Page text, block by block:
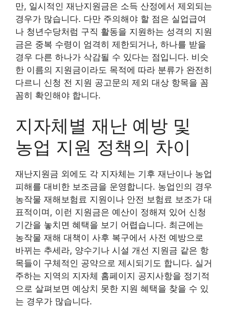
만, 일시적인 재난지원금은 소득 산정에서 제외되는
경우가 많습니다. 다만 주의해야 할 점은 실업급여
나 청년수당처럼 구직 활동을 지원하는 성격의 지원
금은 중복 수령이 엄격히 제한되거나, 하나를 받을
경우 다른 하나가 삭감될 수 있다는 점입니다. 비슷
한 이름의 지원금이라도 목적에 따라 분류가 완전히
다르니 신청 전 지원 공고문의 제외 대상 항목을 꼼
꼼히 확인해야 합니다.
지자체별 재난 예방 및
농업 지원 정책의 차이
재난지원금 외에도 각 지자체는 기후 재난이나 농업
피해를 대비한 보조금을 운영합니다. 농업인의 경우
농작물 재해보험료 지원이나 안전 보험료 보조가 대
표적이며, 이런 지원금은 예산이 정해져 있어 신청
기간을 놓치면 혜택을 보기 어렵습니다. 최근에는
농작물 재해 대책이 사후 복구에서 사전 예방으로
바뀌는 추세라, 양수기나 시설 개선 지원금 같은 항
목들이 구체적인 공약으로 제시되기도 합니다. 실거
주하는 지역의 지자체 홈페이지 공지사항을 정기적
으로 살펴보면 예상치 못한 지원 혜택을 찾을 수 있
는 경우가 많습니다.